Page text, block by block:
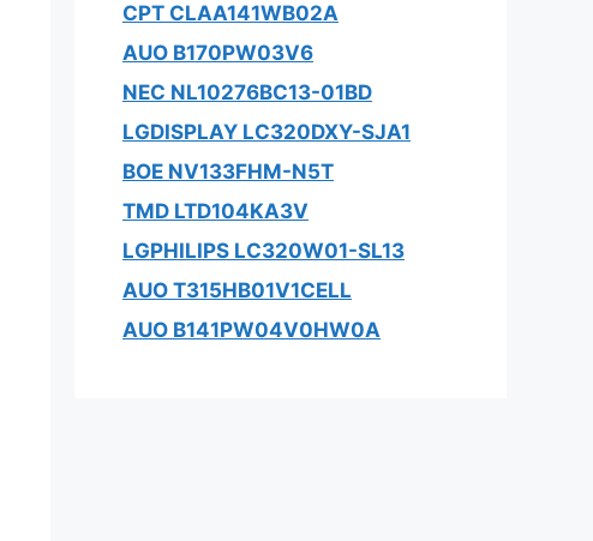
CPT CLAA141WB02A
AUO B170PW03V6
NEC NL10276BC13-01BD
LGDISPLAY LC320DXY-SJA1
BOE NV133FHM-N5T
TMD LTD104KA3V
LGPHILIPS LC320W01-SL13
AUO T315HB01V1CELL
AUO B141PW04V0HW0A